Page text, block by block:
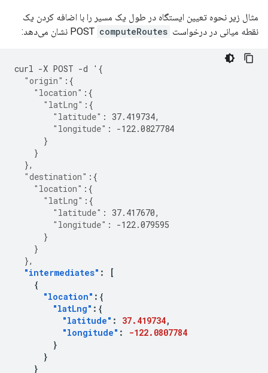
مثال زیر نحوه تعیین ایستگاه در طول یک مسیر را با اضافه کردن یک
نقطه میانی در درخواست POST computeRoutes نشان می‌دهد:
curl -X POST -d ' {
"origin" :{
"location" :{
"latLng" :{
"latitude" : 37.419734,
"longitude" :
-122.0827784
}
}
},
"destination" :{
"location" :{
"latLng" :{
"latitude" : 37.417670,
"longitude" :
-122.079595
}
}
},
"intermediates" :
[
{
"location" :{
"latLng" :{
"latitude" : 37.419734,
"longitude" :
-122.0807784
}
}
}